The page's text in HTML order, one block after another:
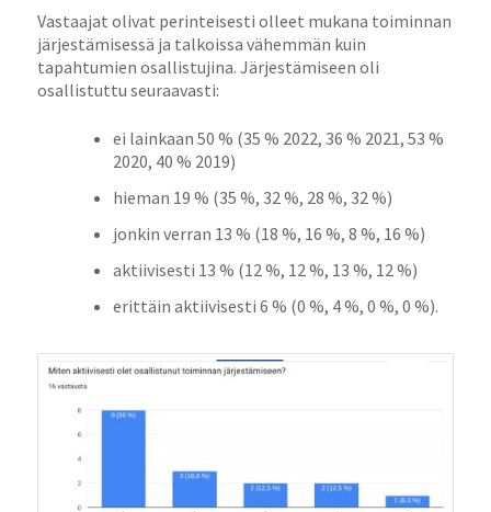
Vastaajat olivat perinteisesti olleet mukana toiminnan
järjestämisessä ja talkoissa vähemmän kuin
tapahtumien osallistujina. Järjestämiseen oli
osallistuttu seuraavasti:
ei lainkaan 50 % (35 % 2022, 36 % 2021, 53 %
2020, 40 % 2019)
hieman 19 % (35 %, 32 %, 28 %, 32 %)
jonkin verran 13 % (18 %, 16 %, 8 %, 16 %)
aktiivisesti 13 % (12 %, 12 %, 13 %, 12 %)
erittäin aktiivisesti 6 % (0 %, 4 %, 0 %, 0 %).